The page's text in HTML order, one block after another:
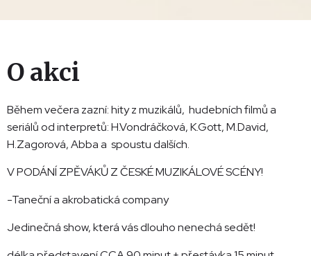
O akci
Během večera zazní: hity z muzikálů, hudebních filmů a
seriálů od interpretů: H.Vondráčková, K.Gott, M.David,
H.Zagorová, Abba a spoustu dalších.
V PODÁNÍ ZPĚVÁKŮ Z ČESKÉ MUZIKÁLOVÉ SCÉNY!
-Taneční a akrobatická company
Jedinečná show, která vás dlouho nenechá sedět!